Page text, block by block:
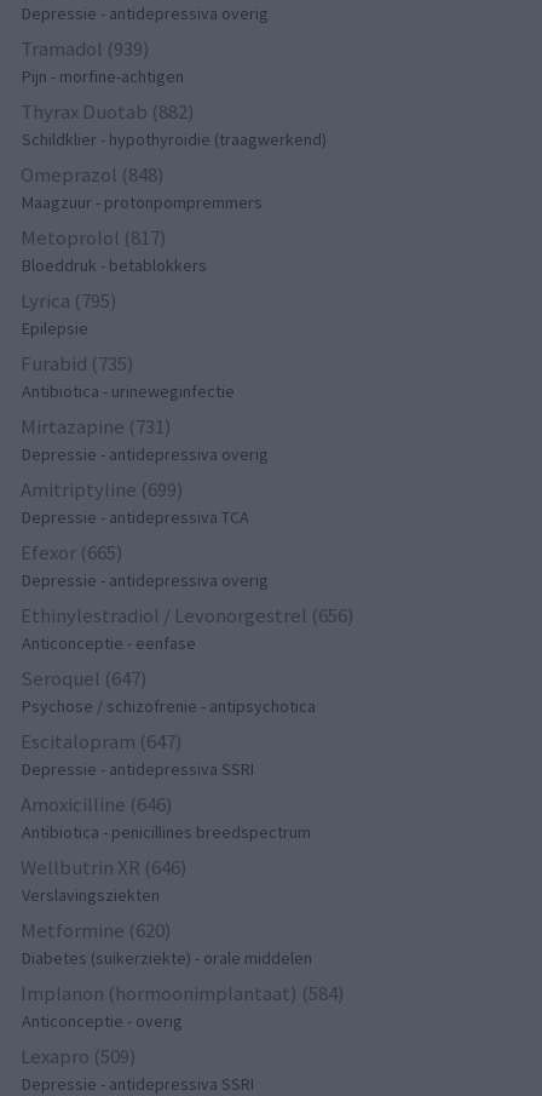
Depressie - antidepressiva overig
Tramadol (939)
Pijn - morfine-achtigen
Thyrax Duotab (882)
Schildklier - hypothyroidie (traagwerkend)
Omeprazol (848)
Maagzuur - protonpompremmers
Metoprolol (817)
Bloeddruk - betablokkers
Lyrica (795)
Epilepsie
Furabid (735)
Antibiotica - urineweginfectie
Mirtazapine (731)
Depressie - antidepressiva overig
Amitriptyline (699)
Depressie - antidepressiva TCA
Efexor (665)
Depressie - antidepressiva overig
Ethinylestradiol / Levonorgestrel (656)
Anticonceptie - eenfase
Seroquel (647)
Psychose / schizofrenie - antipsychotica
Escitalopram (647)
Depressie - antidepressiva SSRI
Amoxicilline (646)
Antibiotica - penicillines breedspectrum
Wellbutrin XR (646)
Verslavingsziekten
Metformine (620)
Diabetes (suikerziekte) - orale middelen
Implanon (hormoonimplantaat) (584)
Anticonceptie - overig
Lexapro (509)
Depressie - antidepressiva SSRI